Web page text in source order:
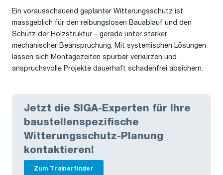
Ein vorausschauend geplanter Witterungsschutz ist
massgeblich für den reibungslosen Bauablauf und den
Schutz der Holzstruktur – gerade unter starker
mechanischer Beanspruchung. Mit systemischen Lösungen
lassen sich Montagezeiten spürbar verkürzen und
anspruchsvolle Projekte dauerhaft schadenfrei absichern.
Jetzt die SIGA-Experten für Ihre
baustellenspezifische
Witterungsschutz-Planung
kontaktieren!
Zum Trainerfinder